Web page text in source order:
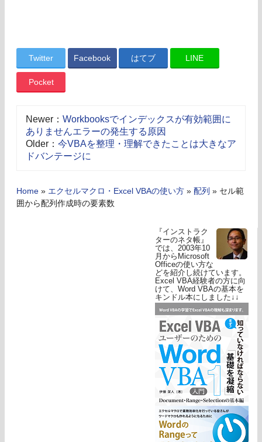
Twitter Facebook はてブ LINE
Pocket
Newer： Workbooksでインデックスが有効範囲に
ありませんエラーの発生する原因
Older： 今VBAを整理・理解できたことは大きなア
ドバンテージに
Home » エクセルマクロ・Excel VBAの使い方 » 配列 » セル範
囲から配列作成時の要素数
『インストラク
ターのネタ帳』
では、2003年10
月からMicrosoft
Officeの使い方な
どを紹介し続けています。
Excel VBA経験者の方に向
けて、Word VBAの基本を
キンドル本にしました↓↓